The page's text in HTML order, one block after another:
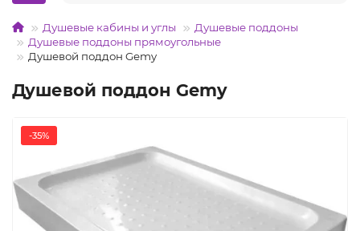
Душевые кабины и углы
Душевые поддоны
Душевые поддоны прямоугольные
Душевой поддон Gemy
Душевой поддон Gemy
-35%